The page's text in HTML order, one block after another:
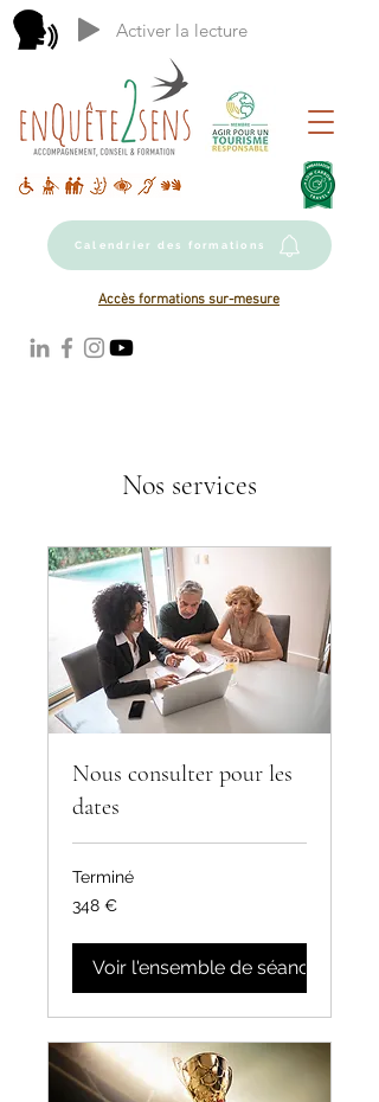
Activer la lecture
Accès formations sur-mesure
Calendrier des formations
Nos services
Nous consulter pour les
dates
Terminé
348
euros
348 €
Voir l'ensemble de séances